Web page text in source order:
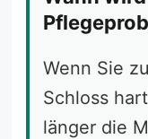
Wenn Sie
Schloss
länger die